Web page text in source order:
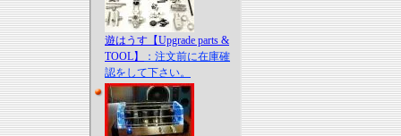
遊はうす【Upgrade parts &
TOOL】
：注文前に在庫確
認をして下さい。